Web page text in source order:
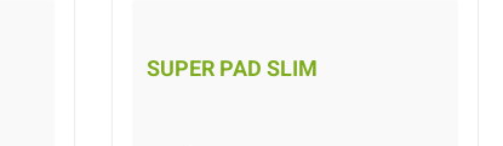
SUPER PAD SLIM